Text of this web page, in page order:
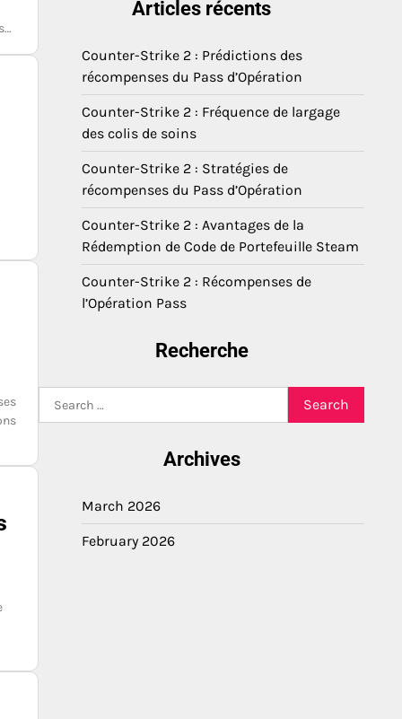
Articles récents
Counter-Strike 2 : Prédictions des
récompenses du Pass d’Opération
Counter-Strike 2 : Fréquence de largage
des colis de soins
Counter-Strike 2 : Stratégies de
récompenses du Pass d’Opération
Counter-Strike 2 : Avantages de la
Rédemption de Code de Portefeuille Steam
Counter-Strike 2 : Récompenses de
l’Opération Pass
Recherche
for:
Archives
March 2026
February 2026